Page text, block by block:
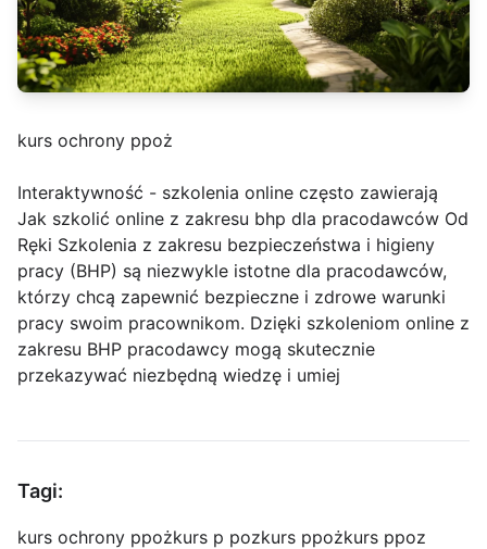
kurs ochrony ppoż
Interaktywność - szkolenia online często zawierają
Jak szkolić online z zakresu bhp dla pracodawców Od
Ręki Szkolenia z zakresu bezpieczeństwa i higieny
pracy (BHP) są niezwykle istotne dla pracodawców,
którzy chcą zapewnić bezpieczne i zdrowe warunki
pracy swoim pracownikom. Dzięki szkoleniom online z
zakresu BHP pracodawcy mogą skutecznie
przekazywać niezbędną wiedzę i umiej
Tagi:
kurs ochrony ppożkurs p pozkurs ppożkurs ppoz